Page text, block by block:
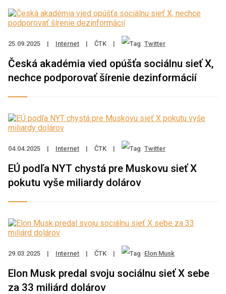
25.09.2025 | Internet | ČTK | Twitter
Česká akadémia vied opúšťa sociálnu sieť X,
nechce podporovať šírenie dezinformácií
04.04.2025 | Internet | ČTK | Twitter
EÚ podľa NYT chystá pre Muskovu sieť X
pokutu vyše miliardy dolárov
29.03.2025 | Internet | ČTK | Elon Musk
Elon Musk predal svoju sociálnu sieť X sebe
za 33 miliárd dolárov